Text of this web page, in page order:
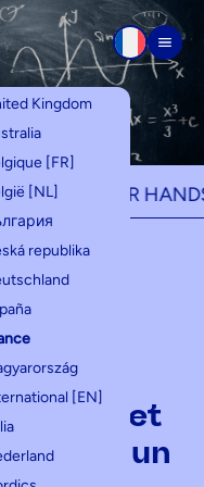
Kingdom
[FR]
[NL]
republika
[EN]
IN YOUR HANDS -
en
de
âge et
chacun